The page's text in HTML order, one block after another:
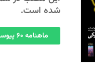
شده است.
ماهنامه ۶۰ پیوست